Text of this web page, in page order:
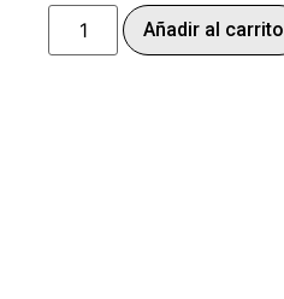
Añadir al carrito